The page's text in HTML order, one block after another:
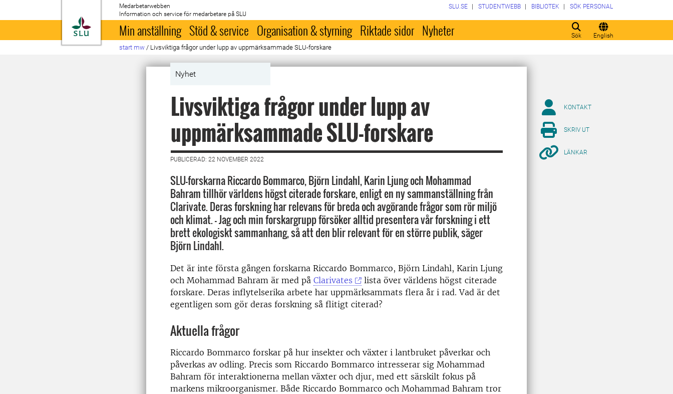
Till startsida
Medarbetarwebben
Information och service för medarbetare på SLU
Sök English
SLU.SE STUDENTWEBB BIBLIOTEK SÖK PERSONAL
Min anställning Stöd & service Organisation & styrning Riktade sidor Nyheter
start mw / Livsviktiga frågor under lupp av uppmärksammade SLU-forskare
Nyhet
Livsviktiga frågor under lupp av
uppmärksammade SLU-forskare
PUBLICERAD: 22 NOVEMBER 2022
SLU-forskarna Riccardo Bommarco, Björn Lindahl, Karin Ljung och Mohammad
Bahram tillhör världens högst citerade forskare, enligt en ny sammanställning från
Clarivate. Deras forskning har relevans för breda och avgörande frågor som rör miljö
och klimat. – Jag och min forskargrupp försöker alltid presentera vår forskning i ett
brett ekologiskt sammanhang, så att den blir relevant för en större publik, säger
Björn Lindahl.
Det är inte första gången forskarna Riccardo Bommarco, Björn Lindahl, Karin Ljung
och Mohammad Bahram är med på Clarivates
lista över världens högst citerade
forskare. Deras inflytelserika arbete har uppmärksammats flera år i rad. Vad är det
egentligen som gör deras forskning så flitigt citerad?
Aktuella frågor
Riccardo Bommarco forskar på hur insekter och växter i lantbruket påverkar och
påverkas av odling. Precis som Riccardo Bommarco intresserar sig Mohammad
Bahram för interaktionerna mellan växter och djur, med ett särskilt fokus på
markens mikroorganismer. Både Riccardo Bommarco och Mohammad Bahram tror
KONTAKT
SKRIV UT
LÄNKAR